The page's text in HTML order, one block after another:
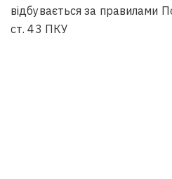
відбувається за правилами
ст. 43 ПКУ